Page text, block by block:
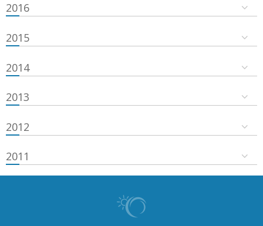
2016
2015
2014
2013
2012
2011